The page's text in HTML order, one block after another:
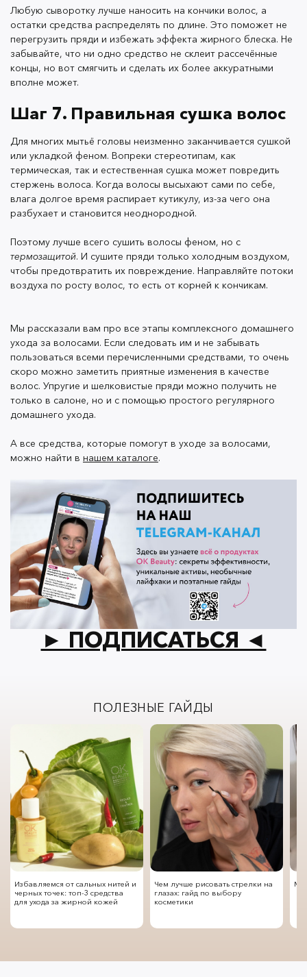
Любую сыворотку лучше наносить на кончики волос, а
остатки средства распределять по длине. Это поможет не
перегрузить пряди и избежать эффекта жирного блеска. Не
забывайте, что ни одно средство не склеит рассечённые
концы, но вот смягчить и сделать их более аккуратными
вполне может.
Шаг 7. Правильная сушка волос
Для многих мытьё головы неизменно заканчивается сушкой
или укладкой феном. Вопреки стереотипам, как
термическая, так и естественная сушка может повредить
стержень волоса. Когда волосы высыхают сами по себе,
влага долгое время распирает кутикулу, из-за чего она
разбухает и становится неоднородной.
Поэтому лучше всего сушить волосы феном, но с
термозащитой. И сушите пряди только холодным воздухом,
чтобы предотвратить их повреждение. Направляйте потоки
воздуха по росту волос, то есть от корней к кончикам.
Мы рассказали вам про все этапы комплексного домашнего
ухода за волосами. Если следовать им и не забывать
пользоваться всеми перечисленными средствами, то очень
скоро можно заметить приятные изменения в качестве
волос. Упругие и шелковистые пряди можно получить не
только в салоне, но и с помощью простого регулярного
домашнего ухода.
А все средства, которые помогут в уходе за волосами,
можно найти в нашем каталоге.
► ПОДПИСАТЬСЯ ◄
ПОЛЕЗНЫЕ ГАЙДЫ
Избавляемся от сальных нитей и
черных точек: топ-3 средства
для ухода за жирной кожей
Чем лучше рисовать стрелки на
глазах: гайд по выбору
косметики